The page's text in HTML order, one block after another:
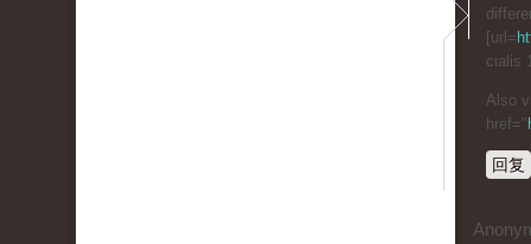
[url=
cialis
Also
href="
回复